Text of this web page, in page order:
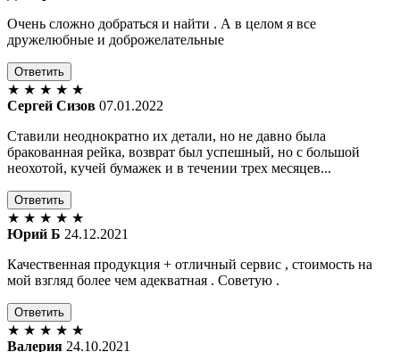
Очень сложно добраться и найти . А в целом я все
дружелюбные и доброжелательные
Ответить
★ ★ ★ ★ ★
Сергей Сизов 07.01.2022
Ставили неоднократно их детали, но не давно была
бракованная рейка, возврат был успешный, но с большой
неохотой, кучей бумажек и в течении трех месяцев...
Ответить
★ ★ ★ ★ ★
Юрий Б 24.12.2021
Качественная продукция + отличный сервис , стоимость на
мой взгляд более чем адекватная . Советую .
Ответить
★ ★ ★ ★ ★
Валерия 24.10.2021